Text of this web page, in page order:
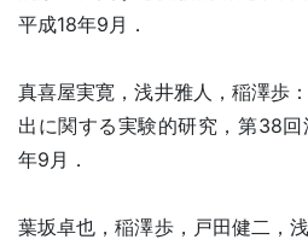
平成18年9月．
真喜屋実寛，浅井雅人，稲澤歩
出に関する実験的研究，第38
年9月．
葉坂卓也，稲澤歩，戸田健二，